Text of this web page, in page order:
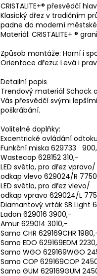
CRISTALITE+® přesvědčí
Klasický dřez v tradičním
padne do moderní
Materiál: CRISTALITE+ ®
Způsob montáže: Horní i
Orientace dřezu: Levá i
Detailní popis
Trendový materiál Schock
Vás přesvědčí svými
poškrábání.
Volitelné doplňky:
Excentrické ovládání
Funkční miska 629733
Wastecap 628152 310,-
LED světlo, pro dřez vpravo/
odkap vlevo 629024/R
LED světlo, pro dřez vlevo/
odkap vpravo 629024/L
Diamantový vrták SB Light
Ladon 629016 3900,-
Amur 629014 3010,-
Samo CHR 629169CHR
Samo EDO 629169EDM
Samo WGO 629169WGO
Samo COP 629169COP
Samo GUM 629169GUM